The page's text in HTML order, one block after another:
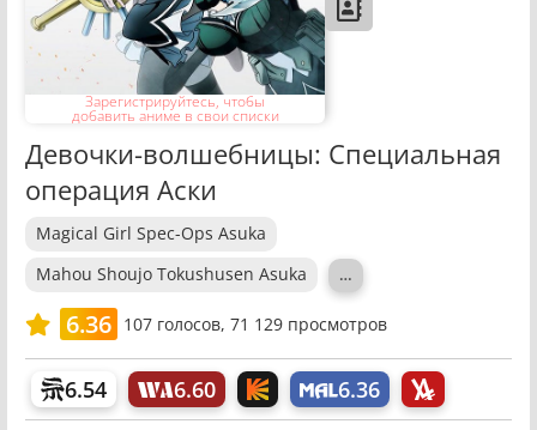
Зарегистрируйтесь, чтобы
добавить аниме в свои списки
Девочки-волшебницы: Специальная
операция Аски
Magical Girl Spec-Ops Asuka
Mahou Shoujo Tokushusen Asuka
…
6.36 107голосов, 71 129 просмотров
6.54 6.60 6.36